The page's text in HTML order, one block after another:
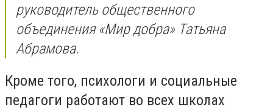
руководитель общественного
объединения «Мир добра» Татьяна
Абрамова.
Кроме того, психологи и социальные
педагоги работают во всех школах